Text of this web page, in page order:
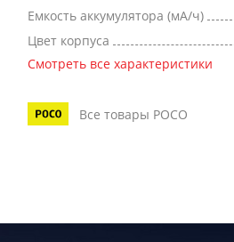
Емкость аккумулятора (мА/ч)
Цвет корпуса
Смотреть все характеристики
Все товары POCO